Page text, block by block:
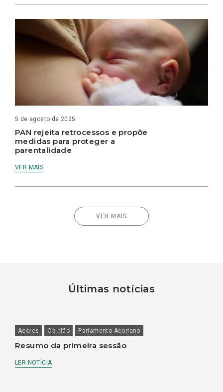
5 de agosto de 2025
PAN rejeita retrocessos e propõe
medidas para proteger a
parentalidade
VER MAIS
VER MAIS
Últimas notícias
Açores Opinião Parlamento Açoriano
Resumo da primeira sessão
LER NOTÍCIA